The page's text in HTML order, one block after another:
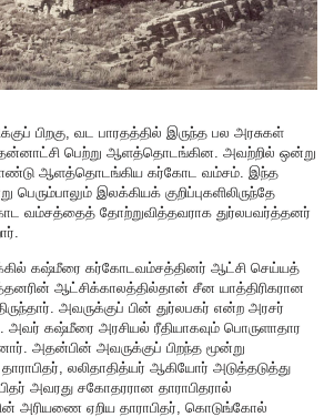
பிறகு, வட பாரதத்தில் இருந்த பல அரசுகள்
தன்னாட்சி பெற்று ஆளத்தொடங்கின. அவற்றில் ஒன்று
ஆளத்தொடங்கிய கர்கோட வம்சம். இந்த
இலக்கியக் குறிப்புகளிலிருந்தே
வம்சத்தைத் தோற்றுவித்தவராக துர்லபவர்த்தனர்
கஷ்மீரை கர்கோடவம்சத்தினர் ஆட்சி செய்யத்
ஆட்சிக்காலத்தில்தான் சீன யாத்திரிகரான
அவருக்குப் பின் துர்லபகர் என்ற அரசர்
கஷ்மீரை அரசியல் ரீதியாகவும் பொருளாதார
அதன்பின் அவருக்குப் பிறந்த மூன்று
லலிதாதித்யர் ஆகியோர் அடுத்தடுத்து
அவரது சகோதரரான தாராபிதரால்
அரியணை ஏறிய தாராபிதர், கொடுங்கோல்